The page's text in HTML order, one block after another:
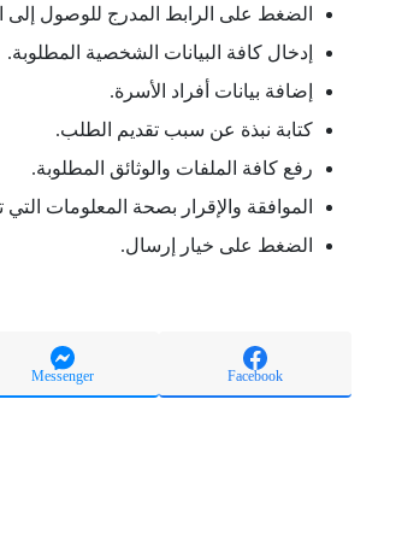
الضغط على الرابط المدرج للوصول إلى
إدخال كافة البيانات الشخصية المطلوبة.
إضافة بيانات أفراد الأسرة.
كتابة نبذة عن سبب تقديم الطلب.
رفع كافة الملفات والوثائق المطلوبة.
الموافقة والإقرار بصحة المعلومات التي
الضغط على خيار إرسال.
Facebook
Messenger